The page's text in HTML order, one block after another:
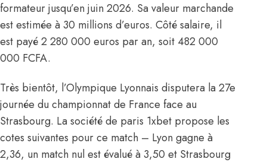
formateur jusqu’en juin 2026. Sa valeur marchande
est estimée à 30 millions d’euros. Côté salaire, il
est payé 2 280 000 euros par an, soit 482 000
000 FCFA.
Très bientôt, l’Olympique Lyonnais disputera la 27e
journée du championnat de France face au
Strasbourg. La société de paris 1xbet propose les
cotes suivantes pour ce match – Lyon gagne à
2,36, un match nul est évalué à 3,50 et Strasbourg